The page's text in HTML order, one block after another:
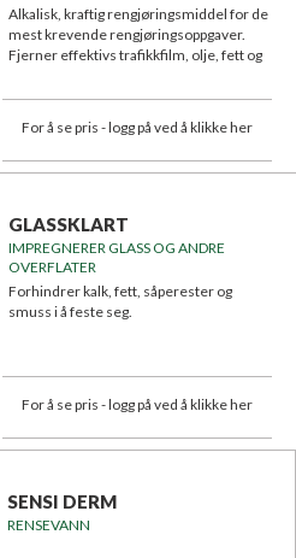
Alkalisk, kraftig rengjøringsmiddel for de
mest krevende rengjøringsoppgaver.
Fjerner effektivs trafikkfilm, olje, fett og
For å se pris - logg på ved å klikke her
GLASSKLART
IMPREGNERER GLASS OG ANDRE
OVERFLATER
Forhindrer kalk, fett, såperester og
smuss i å feste seg.
For å se pris - logg på ved å klikke her
SENSI DERM
RENSEVANN